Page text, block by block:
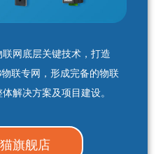
网底层关键技术，打造
联专网，形成完备的物联
解决方案及项目建设。
旗舰店